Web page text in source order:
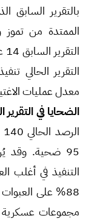
بالتقرير السابق
معدل عمليات
الضحايا في التقرير
95 ضحية. وقد
التنفيذ في أغلب
88% على
مجموعات